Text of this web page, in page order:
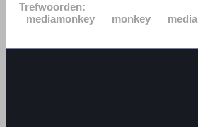
Trefwoorden:
mediamonkey
monkey media